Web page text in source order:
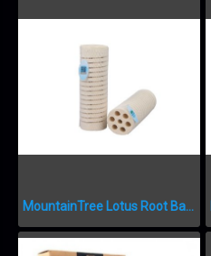
MountainTree Lotus Root Bacteria House II